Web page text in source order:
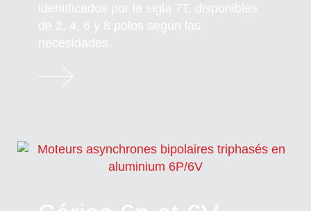
identificados por la sigla 7T, disponibles
de 2, 4, 6 y 8 polos según las
necesidades.